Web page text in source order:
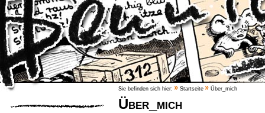
Sie befinden sich hier: Startseite Über_mich
Über_mich